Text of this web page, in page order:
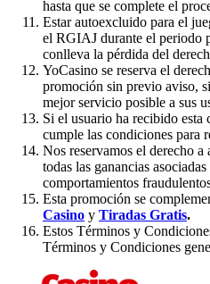
hasta que se complete el
Estar autoexcluido para el
el RGIAJ durante el periodo
conlleva la pérdida del
YoCasino se reserva el
promoción sin previo aviso,
mejor servicio posible a sus
Si el usuario ha recibido
cumple las condiciones para
Nos reservamos el derecho
todas las ganancias
comportamientos
Esta promoción se
Casino y Tiradas Gratis.
Estos Términos y
Términos y Condiciones